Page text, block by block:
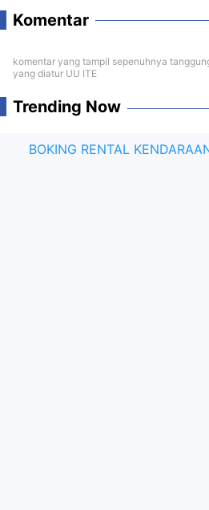
Komentar
komentar yang tampil sepenuhnya
yang diatur UU ITE
Trending Now
BOKING RENTAL